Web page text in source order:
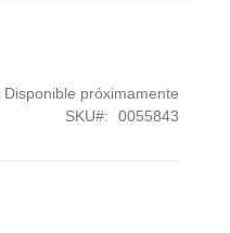
Disponible próximamente
SKU
0055843